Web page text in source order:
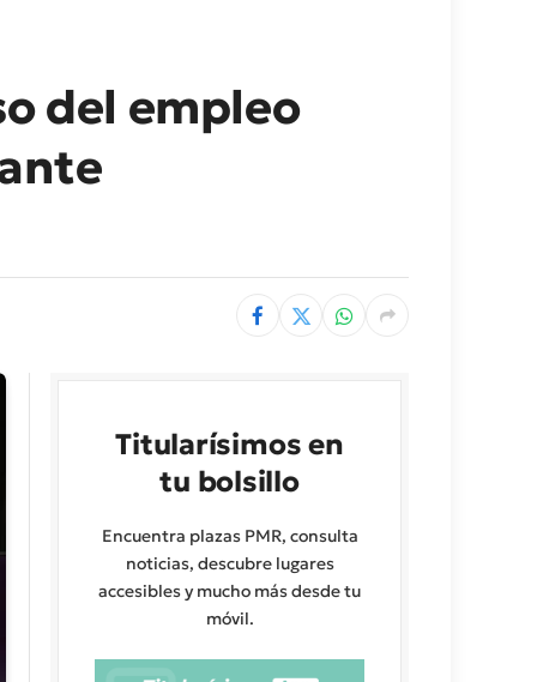
del empleo
Titularísimos en
tu bolsillo
Encuentra plazas PMR, consulta
noticias, descubre lugares
accesibles y mucho más desde tu
móvil.